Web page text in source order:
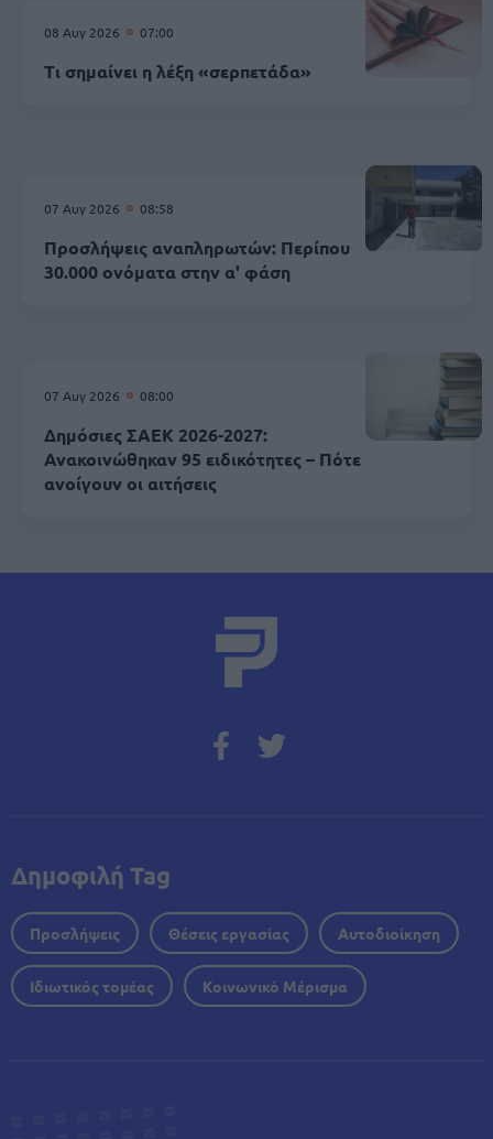
08 Αυγ 2026 07:00
Τι σημαίνει η λέξη «σερπετάδα»
07 Αυγ 2026 08:58
Προσλήψεις αναπληρωτών: Περίπου
30.000 ονόματα στην α' φάση
07 Αυγ 2026 08:00
Δημόσιες ΣΑΕΚ 2026-2027:
Ανακοινώθηκαν 95 ειδικότητες – Πότε
ανοίγουν οι αιτήσεις
Δημοφιλή Tag
Προσλήψεις Θέσεις εργασίας Αυτοδιοίκηση
Ιδιωτικός τομέας Κοινωνικό Μέρισμα